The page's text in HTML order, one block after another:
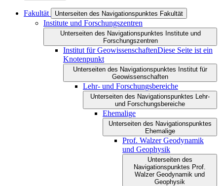
Fakultät Unterseiten des Navigationspunktes Fakultät
Institute und Forschungszentren
Unterseiten des Navigationspunktes Institute und
Forschungszentren
Institut für GeowissenschaftenDiese Seite ist ein
Knotenpunkt
Unterseiten des Navigationspunktes Institut für
Geowissenschaften
Lehr- und Forschungsbereiche
Unterseiten des Navigationspunktes Lehr-
und Forschungsbereiche
Ehemalige
Unterseiten des Navigationspunktes
Ehemalige
Prof. Walzer Geodynamik
und Geophysik
Unterseiten des
Navigationspunktes Prof.
Walzer Geodynamik und
Geophysik